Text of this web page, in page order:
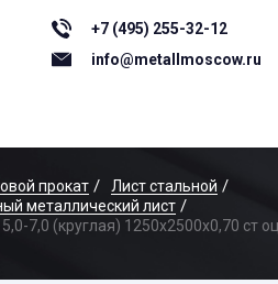
+7 (495) 255-32-12
info@metallmoscow.ru
прокат
Лист стальной
металлический лист
7,0 (круглая) 1250х2500x0,70 ст